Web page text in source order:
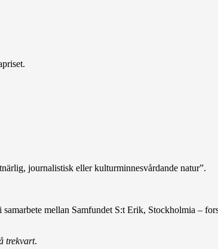
journalistisk eller kulturminnesvårdande natur”.
mellan Samfundet S:t Erik, Stockholmia –
trekvart.